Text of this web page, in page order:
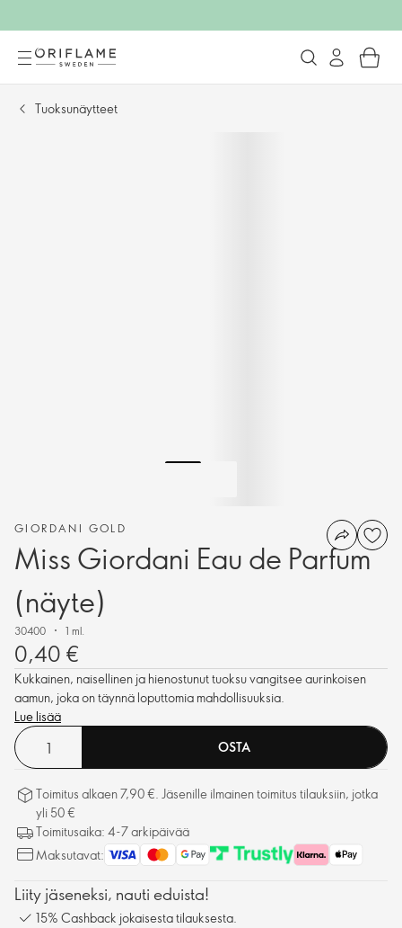
Tuoksunäytteet
GIORDANI GOLD
Miss Giordani Eau de Parfum
(näyte)
30400 1 ml.
0,40 €
Kukkainen, naisellinen ja hienostunut tuoksu vangitsee aurinkoisen
aamun, joka on täynnä loputtomia mahdollisuuksia.
Lue lisää
OSTA
Toimitus alkaen 7,90 €. Jäsenille ilmainen toimitus tilauksiin, jotka
yli 50 €
Toimitusaika: 4-7 arkipäivää
Maksutavat:
Liity jäseneksi, nauti eduista!
15% Cashback jokaisesta tilauksesta.